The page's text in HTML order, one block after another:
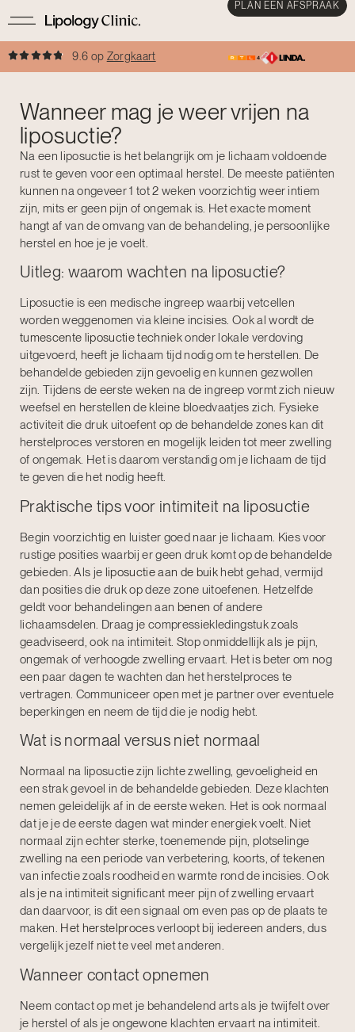
PLAN EEN AFSPRAAK
9.6 op Zorgkaart
Wanneer mag je weer vrijen na
liposuctie?
Na een liposuctie is het belangrijk om je lichaam voldoende
rust te geven voor een optimaal herstel. De meeste patiënten
kunnen na ongeveer 1 tot 2 weken voorzichtig weer intiem
zijn, mits er geen pijn of ongemak is. Het exacte moment
hangt af van de omvang van de behandeling, je persoonlijke
herstel en hoe je je voelt.
Uitleg: waarom wachten na liposuctie?
Liposuctie is een medische ingreep waarbij vetcellen
worden weggenomen via kleine incisies. Ook al wordt de
tumescente liposuctie techniekonder lokale verdoving
uitgevoerd, heeft je lichaam tijd nodig om te herstellen. De
behandelde gebieden zijn gevoelig en kunnen gezwollen
zijn. Tijdens de eerste weken na de ingreep vormt zich nieuw
weefsel en herstellen de kleine bloedvaatjes zich. Fysieke
activiteit die druk uitoefent op de behandelde zones kan dit
herstelproces verstoren en mogelijk leiden tot meer zwelling
of ongemak. Het is daarom verstandig om je lichaam de tijd
te geven die het nodig heeft.
Praktische tips voor intimiteit na liposuctie
Begin voorzichtig en luister goed naar je lichaam. Kies voor
rustige posities waarbij er geen druk komt op de behandelde
gebieden. Als je liposuctie aan de buikhebt gehad, vermijd
dan posities die druk op deze zone uitoefenen. Hetzelfde
geldt voor behandelingen aan benen of andere
lichaamsdelen. Draag je compressiekledingstuk zoals
geadviseerd, ook na intimiteit. Stop onmiddellijk als je pijn,
ongemak of verhoogde zwelling ervaart. Het is beter om nog
een paar dagen te wachten dan het herstelproces te
vertragen. Communiceer open met je partner over eventuele
beperkingen en neem de tijd die je nodig hebt.
Wat is normaal versus niet normaal
Normaal na liposuctie zijn lichte zwelling, gevoeligheid en
een strak gevoel in de behandelde gebieden. Deze klachten
nemen geleidelijk af in de eerste weken. Het is ook normaal
dat je je de eerste dagen wat minder energiek voelt. Niet
normaal zijn echter sterke, toenemende pijn, plotselinge
zwelling na een periode van verbetering, koorts, of tekenen
van infectie zoals roodheid en warmte rond de incisies. Ook
als je na intimiteit significant meer pijn of zwelling ervaart
dan daarvoor, is dit een signaal om even pas op de plaats te
maken. Het herstelprocesverloopt bij iedereen anders, dus
vergelijk jezelf niet te veel met anderen.
Wanneer contact opnemen
Neem contact op met je behandelend arts als je twijfelt over
je herstel of als je ongewone klachten ervaart na intimiteit.